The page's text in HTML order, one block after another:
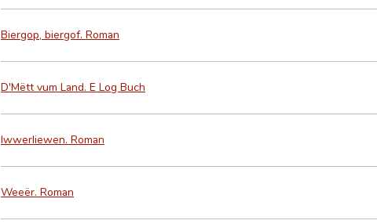
Biergop, biergof. Roman
D'Mëtt vum Land. E Log Buch
Iwwerliewen. Roman
Weeër. Roman